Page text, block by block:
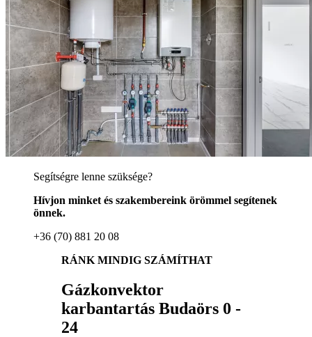
Segítségre lenne szüksége?
Hívjon minket és szakembereink örömmel segítenek
önnek.
+36 (70) 881 20 08
RÁNK MINDIG SZÁMÍTHAT
Gázkonvektor
karbantartás Budaörs 0 -
24